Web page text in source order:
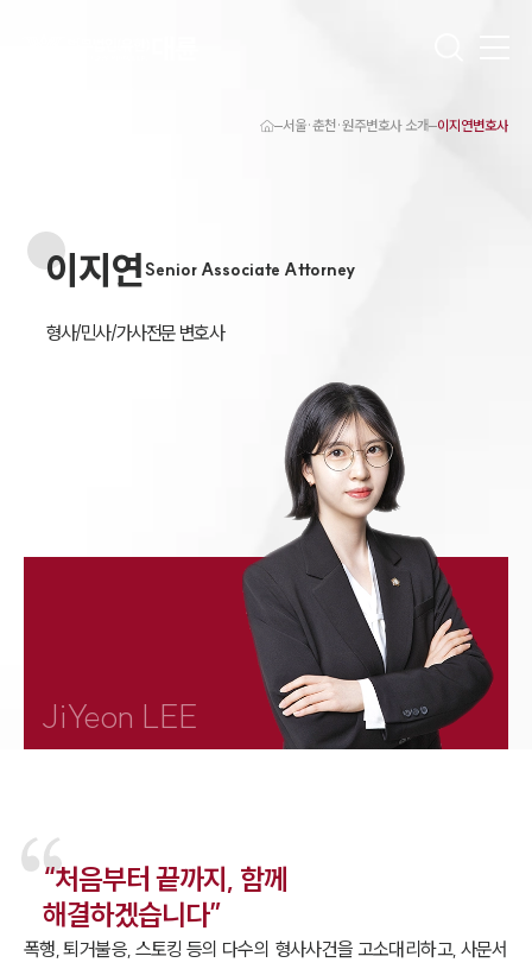
원주이혼전문변호사
원주학교폭력변호사
원주부동산변호사
원주변호사 업무분야
서울·춘천·원주변호사 소개 이지연변호사
Senior Associate Attorney
이지연
형사/민사/가사전문 변호사
JiYeon LEE
“처음부터 끝까지, 함께
해결하겠습니다”
폭행, 퇴거불응, 스토킹 등의 다수의 형사사건을 고소대리하고, 사문서